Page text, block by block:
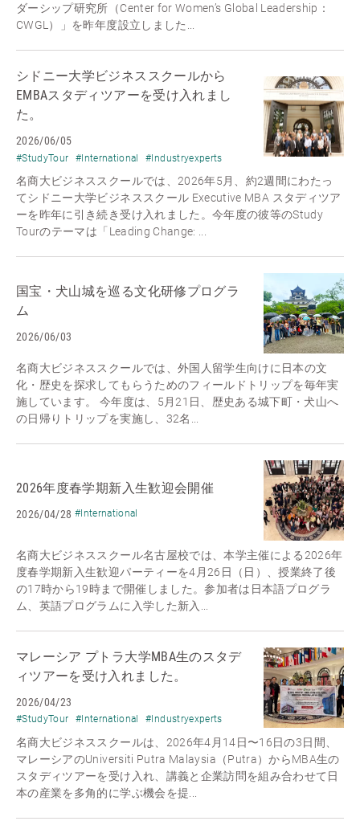
ダーシップ研究所（Center for Women’s Global Leadership：
CWGL）」を昨年度設立しました...
シドニー大学ビジネススクールから
EMBAスタディツアーを受け入れまし
た。
2026/06/05
#StudyTour #International #Industryexperts
名商大ビジネススクールでは、2026年5月、約2週間にわたっ
てシドニー大学ビジネススクール Executive MBA スタディツア
ーを昨年に引き続き受け入れました。今年度の彼等のStudy
Tourのテーマは「Leading Change: ...
国宝・犬山城を巡る文化研修プログラ
ム
2026/06/03
名商大ビジネススクールでは、外国人留学生向けに日本の文
化・歴史を探求してもらうためのフィールドトリップを毎年実
施しています。 今年度は、5月21日、歴史ある城下町・犬山へ
の日帰りトリップを実施し、32名...
2026年度春学期新入生歓迎会開催
2026/04/28 #International
名商大ビジネススクール名古屋校では、本学主催による2026年
度春学期新入生歓迎パーティーを4月26日（日）、授業終了後
の17時から19時まで開催しました。参加者は日本語プログラ
ム、英語プログラムに入学した新入...
マレーシア プトラ大学MBA生のスタデ
ィツアーを受け入れました。
2026/04/23
#StudyTour #International #Industryexperts
名商大ビジネススクールは、2026年4月14日〜16日の3日間、
マレーシアのUniversiti Putra Malaysia（Putra）からMBA生の
スタディツアーを受け入れ、講義と企業訪問を組み合わせて日
本の産業を多角的に学ぶ機会を提...